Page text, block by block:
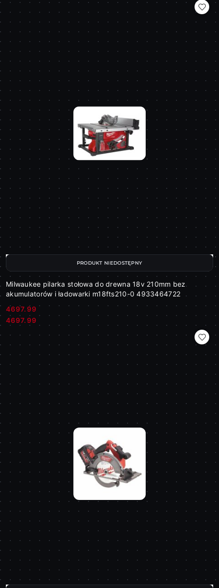
Milwaukee pilarka stołowa do drewna 18v 210mm bez
akumulatorów i ładowarki m18fts210-0 4933464722
Cena:
4697.99
Cena:
4697.99
PRODUKT NIEDOSTĘPNY